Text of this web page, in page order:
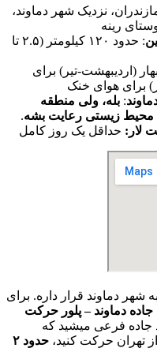
نزدیک شهر دماوند،
رینه
: حدود ۱۲۰ کیلومتر (۲.۵ تا
(اردیبهشت-تیر) برای
برای هوای خنک
: بله، ولی منطقه
زیستی رعایت بشه.
لار: حداقل یک روز کامل
شهر دماوند قرار داره. برای
دماوند – پلور حرکت
جاده فرعی میشید که
تهران حرکت کنید،
حدود ۲